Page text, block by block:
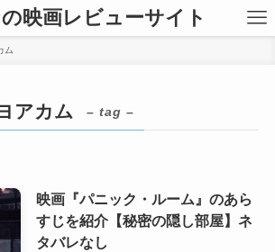
映画レビューサイト
ム
アカム – tag –
映画『パニック・ルーム』のあら
すじを紹介【秘密の隠し部屋】ネ
タバレなし